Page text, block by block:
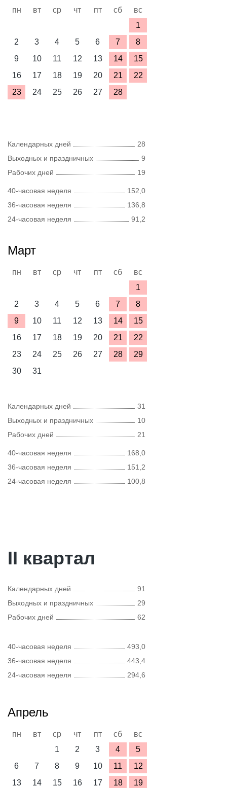
пн вт ср чт пт сб
вс
1
2
3 4 5 6 7
8
9
10 11 12 13 14
15
16
17 18 19 20 21
22
23
24 25 26 27 28
Календарных дней
28
Выходных и праздничных
9
Рабочих дней
19
40-часовая неделя
152,0
36-часовая неделя
136,8
24-часовая неделя
91,2
Март
пн вт ср чт пт сб
вс
1
2
3 4 5 6 7
8
9
10 11 12 13 14
15
16
17 18 19 20 21
22
23
24 25 26 27 28
29
30
31
Календарных дней
31
Выходных и праздничных
10
Рабочих дней
21
40-часовая неделя
168,0
36-часовая неделя
151,2
24-часовая неделя
100,8
II квартал
Календарных дней
91
Выходных и праздничных
29
Рабочих дней
62
40-часовая неделя
493,0
36-часовая неделя
443,4
24-часовая неделя
294,6
Апрель
пн вт ср чт пт сб
вс
1
2 3 4
5
6
7 8 9 10 11
12
13
14 15 16 17 18
19